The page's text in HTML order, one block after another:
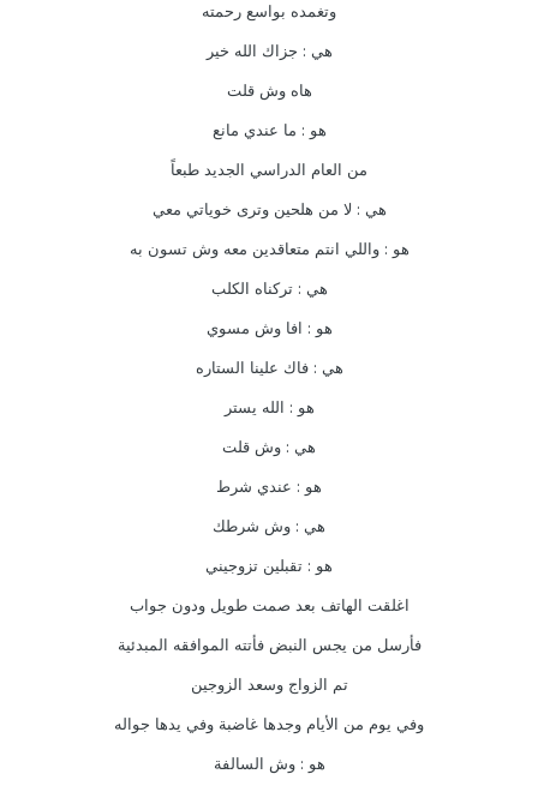
وتغمده بواسع رحمته
هي : جزاك الله خير
هاه وش قلت
هو : ما عندي مانع
من العام الدراسي الجديد طبعاً
هي : لا من هلحين وترى خوياتي معي
هو : واللي انتم متعاقدين معه وش تسون به
هي : تركناه الكلب
هو : افا وش مسوي
هي : فاك علينا الستاره
هو : الله يستر
هي : وش قلت
هو : عندي شرط
هي : وش شرطك
هو : تقبلين تزوجيني
اغلقت الهاتف بعد صمت طويل ودون جواب
فأرسل من يجس النبض فأتته الموافقه المبدئية
تم الزواج وسعد الزوجين
وفي يوم من الأيام وجدها غاضبة وفي يدها جواله
هو : وش السالفة